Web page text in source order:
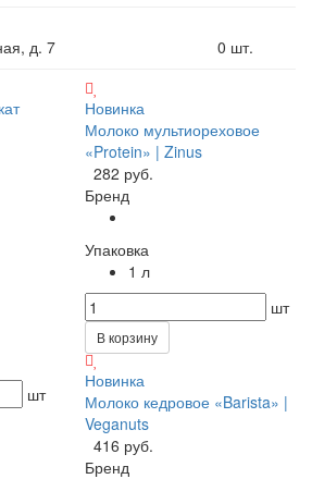
д. 7 0 шт.
шт
Новинка
Молоко мультиореховое
«Protein» | Zinus
282 руб.
Бренд
Упаковка
1 л
шт
В корзину
Новинка
Молоко кедровое «Barista» |
Veganuts
416 руб.
Бренд